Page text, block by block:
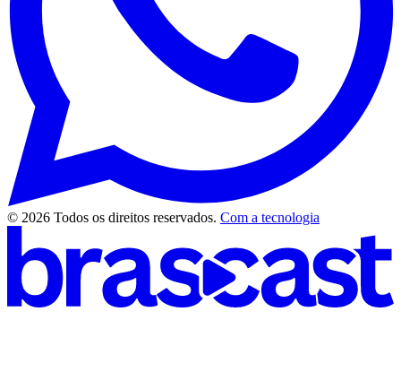
© 2026 Todos os direitos reservados. Com a tecnologia